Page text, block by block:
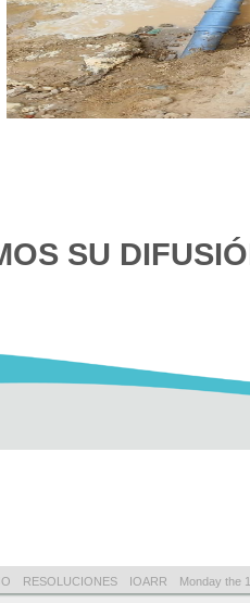
SU
RESOLUCIONES IOARR Monday the